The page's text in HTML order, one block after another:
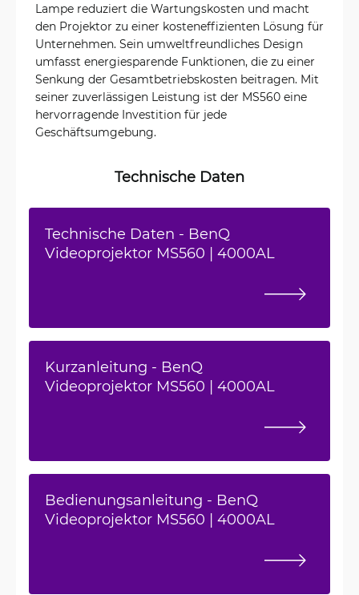
Lampe reduziert die Wartungskosten und macht
den Projektor zu einer kosteneffizienten Lösung für
Unternehmen. Sein umweltfreundliches Design
umfasst energiesparende Funktionen, die zu einer
Senkung der Gesamtbetriebskosten beitragen. Mit
seiner zuverlässigen Leistung ist der MS560 eine
hervorragende Investition für jede
Geschäftsumgebung.
Technische Daten
Technische Daten - BenQ
Videoprojektor MS560 | 4000AL
Kurzanleitung - BenQ
Videoprojektor MS560 | 4000AL
Bedienungsanleitung - BenQ
Videoprojektor MS560 | 4000AL